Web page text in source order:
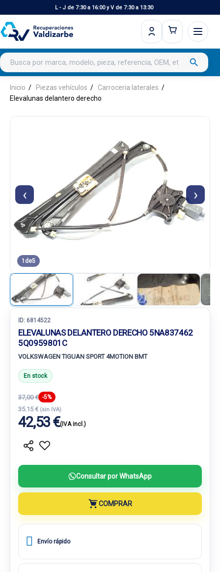
L - J de 7:30 a 16:00 y V de 7:30 a 13:30
Buscar productos search
Inicio Piezas vehículos
Carroceria laterales
Elevalunas delantero derecho
‹ ›
1 de5
ID: 6814522
ELEVALUNAS DELANTERO DERECHO 5NA837462
5Q0959801C
VOLKSWAGEN TIGUAN SPORT 4MOTION BMT
En stock
37,00 € -5%
35.15 € (sin IVA)
42,53 €(IVA incl.)
Consultar por WhatsApp
COMPRAR
Envío rápido